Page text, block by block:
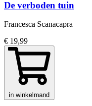
De verboden tuin
Francesca Scanacapra
€ 19,99
in winkelmand